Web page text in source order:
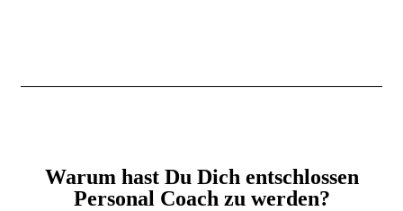
Warum hast Du Dich entschlossen
Personal Coach zu werden?